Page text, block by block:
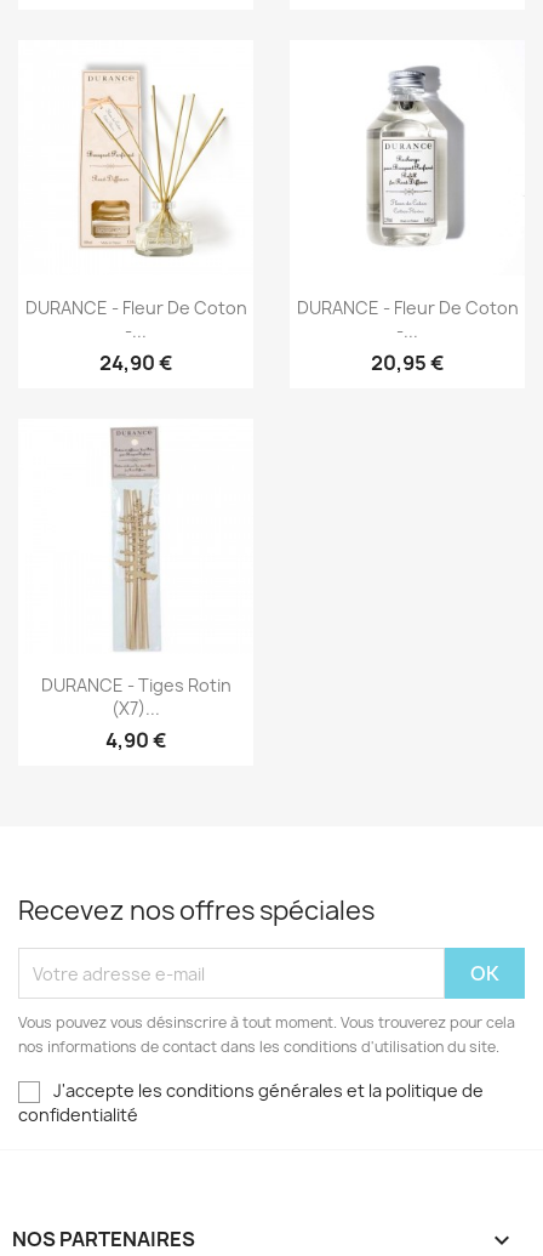
Aperçu rapide
DURANCE - Fleur De Coton
-...
24,90 €
Aperçu rapide
DURANCE - Fleur De Coton
-...
20,95 €
Aperçu rapide
DURANCE - Tiges Rotin
(x7)...
4,90 €
Recevez nos offres spéciales
Vous pouvez vous désinscrire à tout moment. Vous trouverez pour cela
nos informations de contact dans les conditions d'utilisation du site.
J'accepte les conditions générales et la politique de
confidentialité
NOS PARTENAIRES 